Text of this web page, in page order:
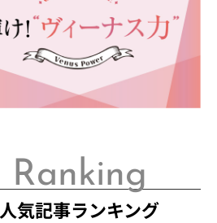
Ranking
人気記事ランキング